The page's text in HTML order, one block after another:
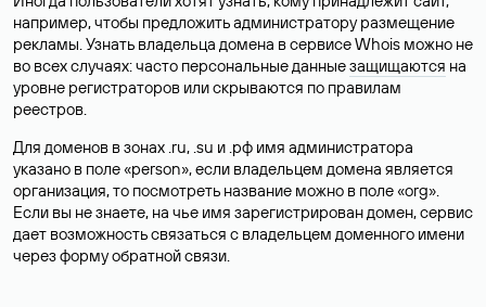
например, чтобы предложить администратору размещение
рекламы. Узнать владельца домена в сервисе Whois можно не
во всех случаях: часто персональные данныезащищаются на
уровне регистраторов или скрываются по правилам
реестров.
Для доменов в зонах .ru, .su и .рф имя администратора
указано в поле «person», если владельцем домена является
организация, то посмотреть название можно в поле «org».
Если вы не знаете, на чье имя зарегистрирован домен, сервис
дает возможность связаться с владельцем доменного имени
через форму обратной связи.